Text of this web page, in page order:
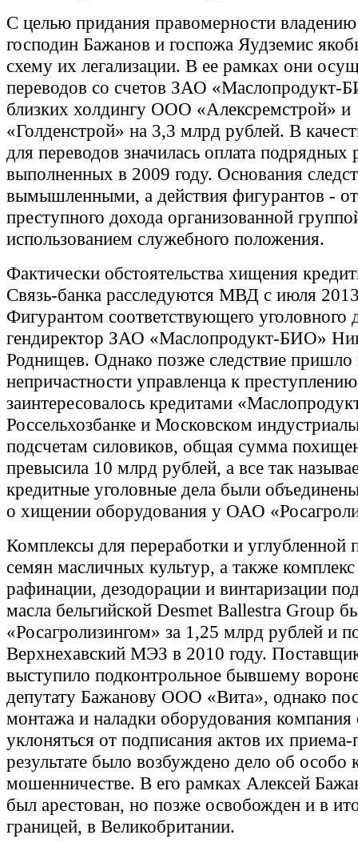
С целью придания правомерности
господин Бажанов и госпожа Яудземис
схему их легализации. В ее рамках они
переводов со счетов ЗАО «Маслопродукт-
близких холдингу ООО «Алексремстрой» и
«Голденстрой» на 3,3 млрд рублей. В
для переводов значилась оплата подрядных
выполненных в 2009 году. Основания
вымышленными, а действия фигурантов -
преступного дохода организованной
использованием служебного положения.
Фактически обстоятельства хищения
Связь-банка расследуются МВД с июля
Фигурантом соответствующего уголовного
гендиректор ЗАО «Маслопродукт-БИО»
Роднищев. Однако позже следствие
непричастности управленца к
заинтересовалось кредитами
Россельхозбанке и Московском
подсчетам силовиков, общая сумма
превысила 10 млрд рублей, а все так
кредитные уголовные дела были
о хищении оборудования у ОАО
Комплексы для переработки и углубленной
семян масличных культур, а также
рафинации, дезодорации и винтаризации
масла бельгийской Desmet Ballestra Group
«Росагролизингом» за 1,25 млрд рублей и
Верхнехавский МЭЗ в 2010 году.
выступило подконтрольное бывшему
депутату Бажанову ООО «Вита», однако
монтажа и наладки оборудования компания
уклоняться от подписания актов их
результате было возбуждено дело об особо
мошенничестве. В его рамках Алексей
был арестован, но позже освобожден и в
границей, в Великобритании.